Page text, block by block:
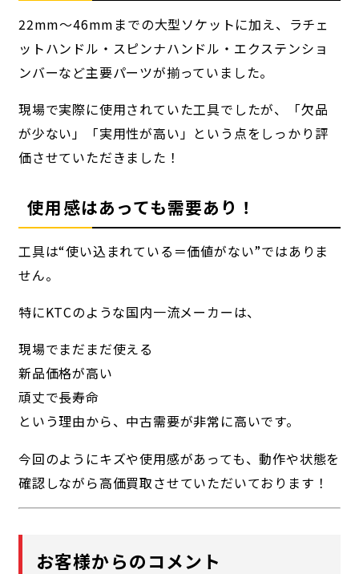
22mm〜46mmまでの大型ソケットに加え、ラチェ
ットハンドル・スピンナハンドル・エクステンショ
ンバーなど主要パーツが揃っていました。
現場で実際に使用されていた工具でしたが、「欠品
が少ない」「実用性が高い」という点をしっかり評
価させていただきました！
使用感はあっても需要あり！
工具は“使い込まれている＝価値がない”ではありま
せん。
特にKTCのような国内一流メーカーは、
現場でまだまだ使える
新品価格が高い
頑丈で長寿命
という理由から、中古需要が非常に高いです。
今回のようにキズや使用感があっても、動作や状態を
確認しながら高価買取させていただいております！
お客様からのコメント